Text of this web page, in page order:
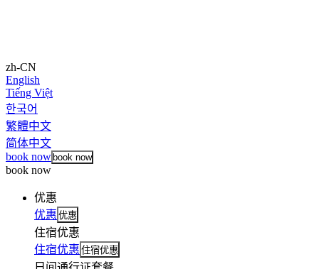
zh-CN
English
Tiếng Việt
한국어
繁體中文
简体中文
book nowbook now
book now
优惠
优惠 优惠
住宿优惠
住宿优惠 住宿优惠